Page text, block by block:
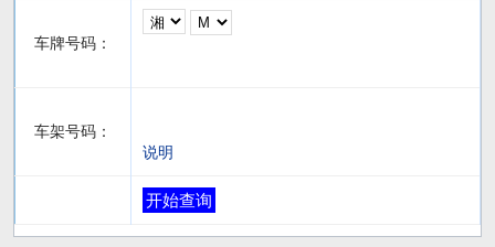
车牌号码：
车架号码：
说明
开始查询